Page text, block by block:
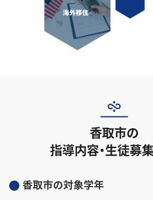
香取市の
指導内容・生徒募
香取市の対象学年